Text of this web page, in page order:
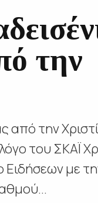
την
από την
του ΣΚΑΪ
με